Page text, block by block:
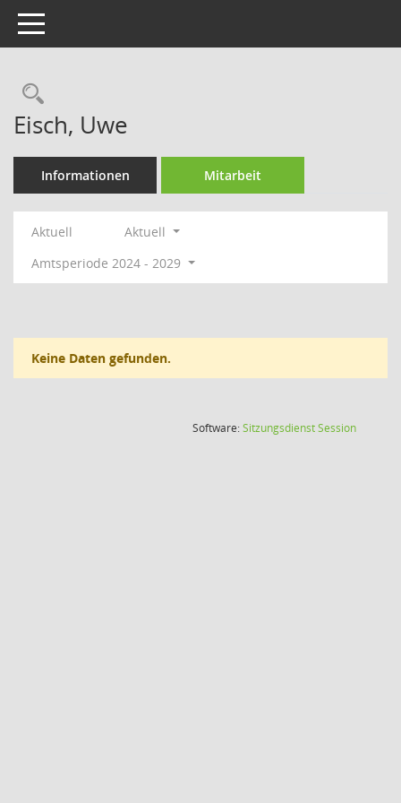
Toggle navigation
Rechercheauswahl
Eisch, Uwe
Informationen Mitarbeit
Aktuell
Aktuell
Amtsperiode 2024 - 2029
Keine Daten gefunden.
Software:SitzungsdienstSession(Wird in